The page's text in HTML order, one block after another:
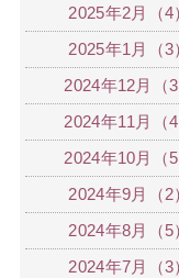
2025年2月（4
2025年1月（3
2024年12月（3
2024年11月（4
2024年10月（5
2024年9月（2
2024年8月（5
2024年7月（3